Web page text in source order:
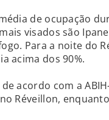
de ocupação
visados são
Para a noite do
acima dos 90%.
acordo com a
Réveillon,